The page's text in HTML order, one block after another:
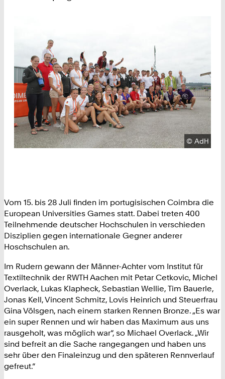
©AdH
Vom 15. bis 28 Juli finden im portugisischen Coimbra die
European Universities Games statt. Dabei treten 400
Teilnehmende deutscher Hochschulen in verschieden
Disziplien gegen internationale Gegner anderer
Hoschschulen an.
Im Rudern gewann der Männer-Achter vom Institut für
Textiltechnik der RWTH Aachen mit Petar Cetkovic, Michel
Overlack, Lukas Klapheck, Sebastian Wellie, Tim Bauerle,
Jonas Kell, Vincent Schmitz, Lovis Heinrich und Steuerfrau
Gina Völsgen, nach einem starken Rennen Bronze. „Es war
ein super Rennen und wir haben das Maximum aus uns
rausgeholt, was möglich war“, so Michael Overlack. „Wir
sind befreit an die Sache rangegangen und haben uns
sehr über den Finaleinzug und den späteren Rennverlauf
gefreut.“